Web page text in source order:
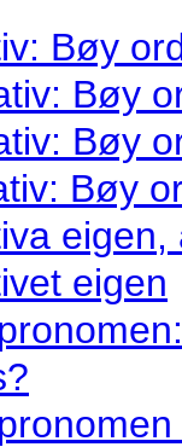
Bøy
Bøy
Bøy
Bøy
eigen